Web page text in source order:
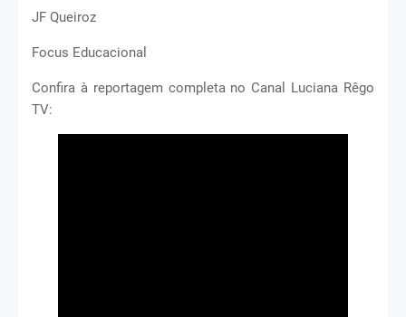
JF Queiroz
Focus Educacional
Confira à reportagem completa no Canal Luciana Rêgo
TV: